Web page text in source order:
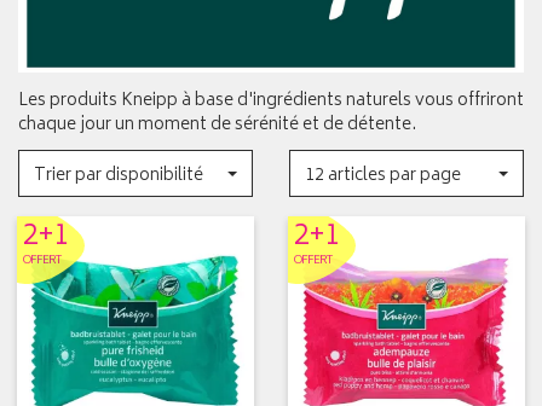
Les produits Kneipp à base d'ingrédients naturels vous offriront
chaque jour un moment de sérénité et de détente.
Trier par disponibilité
12 articles par page
2+1
OFFERT 2+1
OFFERT